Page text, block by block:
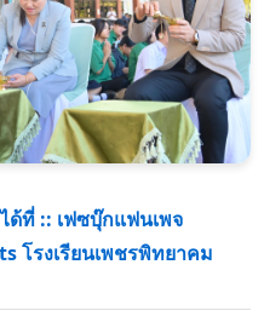
ที่ :: เฟซบุ๊กแฟนเพจ
โรงเรียนเพชรพิทยาคม